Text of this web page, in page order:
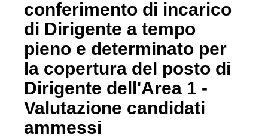
conferimento di incarico
di Dirigente a tempo
pieno e determinato per
la copertura del posto di
Dirigente dell'Area 1 -
Valutazione candidati
ammessi